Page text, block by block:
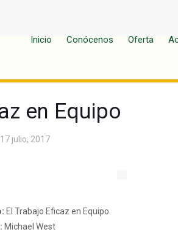
Inicio Conócenos Oferta
en Equipo
17 julio, 2017
El Trabajo Eficaz en Equipo
Michael West